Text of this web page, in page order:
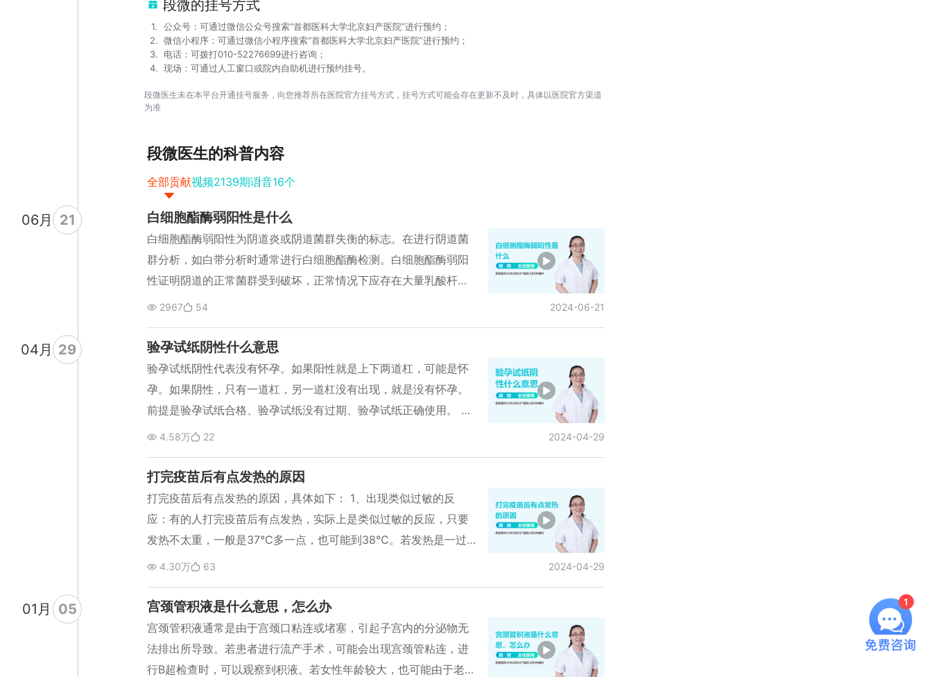
段微的挂号方式
1.
公众号：可通过微信公众号搜索“首都医科大学北京妇产医院”进行预约；
2. 微信小程序：可通过微信小程序搜索“首都医科大学北京妇产医院”进行预约；
3.
电话：可拨打010-52276699进行咨询；
4. 现场：可通过人工窗口或院内自助机进行预约挂号。
段微医生未在本平台开通挂号服务，向您推荐所在医院官方挂号方式，挂号方式可能会存在更新不及时，具体以医院官方渠道
为准
段微医生的科普内容
全部贡献视频2139期语音16个
白细胞酯酶弱阳性是什么
白细胞酯酶弱阳性为阴道炎或阴道菌群失衡的标志。在进行阴道菌
群分析，如白带分析时通常进行白细胞酯酶检测。白细胞酯酶弱阳
性证明阴道的正常菌群受到破坏，正常情况下应存在大量乳酸杆
菌。白细胞增加为炎症的表现，说明阴道中间存在杂菌、致病菌、
样、水样。 此时需行进一步检查以确定致病菌的具体类型，给予针
对性的治疗。若无法确定致病菌且未出现身体不适，仅出现此项化
验指标的异常，可能存在炎症但症状较轻。患者应改善阴道环境，
提高自身免疫力，提高乳酸杆菌的数量以增加抵抗异常细菌、病原
2967 54 2024-06-21
06月 21
验孕试纸阴性什么意思
验孕试纸阴性代表没有怀孕。如果阳性就是上下两道杠，可能是怀
孕。如果阴性，只有一道杠，另一道杠没有出现，就是没有怀孕。
前提是验孕试纸合格、验孕试纸没有过期、验孕试纸正确使用。 试
纸要求沾到尿里拿出来，再等待一段时间，看什么时候出现两道
说明验孕试纸使用的方式合格，可以相信这个结果。再等一段时
间，第二道杠才能出现。如果等一段时间第二道杠没有出现，说明
没有怀孕。 但是如果测的试纸连一道杠都没看见，不是说明没怀
孕，只能说明没有使用正确或者试纸不合格。如果一道杠都没有，
同时有合格的试剂，还得会用、会看。
4.58万 22 2024-04-29
04月 29
打完疫苗后有点发热的原因
打完疫苗后有点发热的原因，具体如下： 1、出现类似过敏的反
应：有的人打完疫苗后有点发热，实际上是类似过敏的反应，只要
发热不太重，一般是37℃多一点，也可能到38℃。若发热是一过
性，自然就好了，此类情况也可以接受。因为打完疫苗后发热可能
有人有轻微发热。上述都是打完疫苗后，比较常发现的、常发生的
一些不良反应。此类人可能用别的疫苗时，也会有上述情况。此
外，有的人若是鸡蛋过敏，或对其他比较多的东西过敏，也比较容
易发生上述情况； 2、紧张：还有的人打完疫苗后发热是紧张，此
4.30万 63 2024-04-29
宫颈管积液是什么意思，怎么办
宫颈管积液通常是由于宫颈口粘连或堵塞，引起子宫内的分泌物无
法排出所导致。若患者进行流产手术，可能会出现宫颈管粘连，进
行B超检查时，可以观察到积液。若女性年龄较大，也可能由于老年
01 月 05